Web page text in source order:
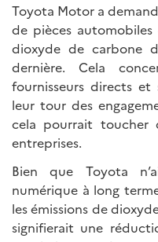
Toyota Motor a
de pièces
dioxyde de carbone
dernière. Cela
fournisseurs directs et
leur tour des
cela pourrait toucher
entreprises.
Bien que Toyota
numérique à long
les émissions de
signifierait une